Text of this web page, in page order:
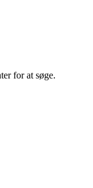
for at søge.